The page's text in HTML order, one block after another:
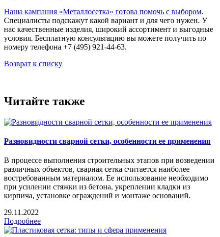
Наша кампания «Металлосетка» готова помочь с выбором.
Специалисты подскажут какой вариант и для чего нужен. У
нас качественные изделия, широкий ассортимент и выгодные
условия. Бесплатную консультацию вы можете получить по
номеру телефона +7 (495) 921-44-63.
Возврат к списку
Читайте также
Разновидности сварной сетки, особенности ее применения
В процессе выполнения строительных этапов при возведении
различных объектов, сварная сетка считается наиболее
востребованным материалом. Ее использование необходимо
при усилении стяжки из бетона, укреплении кладки из
кирпича, установке ограждений и монтаже оснований.
29.11.2022
Подробнее